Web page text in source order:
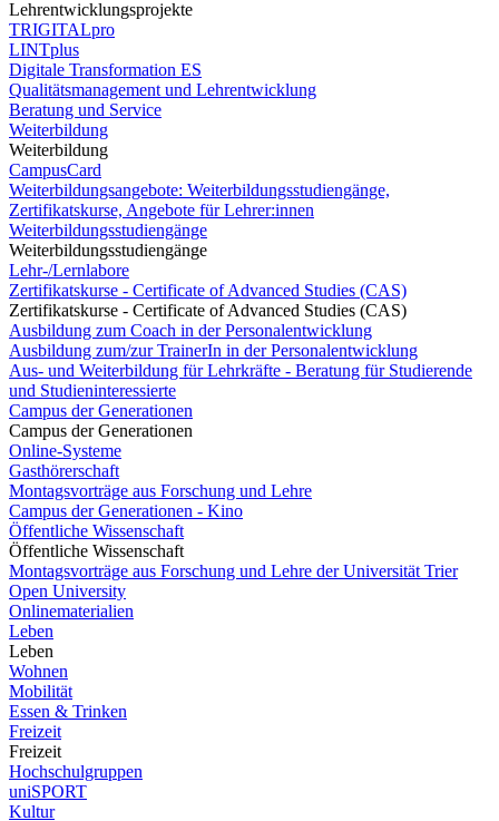
Lehrentwicklungsprojekte
TRIGITALpro
LINTplus
Digitale Transformation ES
Qualitätsmanagement und Lehrentwicklung
Beratung und Service
Weiterbildung
Weiterbildung
CampusCard
Weiterbildungsangebote: Weiterbildungsstudiengänge,
Zertifikatskurse, Angebote für Lehrer:innen
Weiterbildungsstudiengänge
Weiterbildungsstudiengänge
Lehr-/Lernlabore
Zertifikatskurse - Certificate of Advanced Studies (CAS)
Zertifikatskurse - Certificate of Advanced Studies (CAS)
Ausbildung zum Coach in der Personalentwicklung
Ausbildung zum/zur TrainerIn in der Personalentwicklung
Aus- und Weiterbildung für Lehrkräfte - Beratung für Studierende
und Studieninteressierte
Campus der Generationen
Campus der Generationen
Online-Systeme
Gasthörerschaft
Montagsvorträge aus Forschung und Lehre
Campus der Generationen - Kino
Öffentliche Wissenschaft
Öffentliche Wissenschaft
Montagsvorträge aus Forschung und Lehre der Universität Trier
Open University
Onlinematerialien
Leben
Leben
Wohnen
Mobilität
Essen & Trinken
Freizeit
Freizeit
Hochschulgruppen
uniSPORT
Kultur